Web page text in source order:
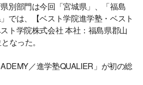
別部門は今回「宮城県」、「福島
では、【ベスト学院進学塾・ベスト
ト学院株式会社 本社：福島県郡山
なった。
／進学塾QUALIER」が初の総